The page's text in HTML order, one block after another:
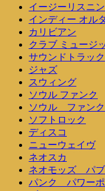
イージーリスニ
インディー オル
カリビアン
クラブ ミュージ
サウンドトラック
ジャズ
スウィング
ソウル ファンク
ソウル ファン
ソフトロック
ディスコ
ニューウェイヴ
ネオスカ
ネオモッズ パブ
パンク パワー